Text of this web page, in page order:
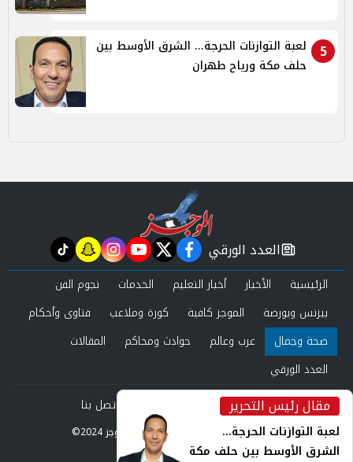
5
لعبة التوازنات الحرجة... الشرق الأوسط بين
حلف مكة ورياح طهران
مقال رئيس التحرير
لعبة التوازنات الحرجة...
الشرق الأوسط بين حلف مكة
newspaper
العدد الورقي facebook
twitter
youtube
instagram
snapchat
tiktok
الرئيسية الأخبار أخبار التعليم الخدمات
نجوم الفن
بيزنس وبورصة
الموجز كافية كورة وملاعب
فتاوى وأحكام
صحة وجمال
عرب وعالم حوادث ومحاكم
المقالات
العدد الورقي
من نحن
اتصل بنا
©2024 الموجز All Rights Reserved.
Powered by